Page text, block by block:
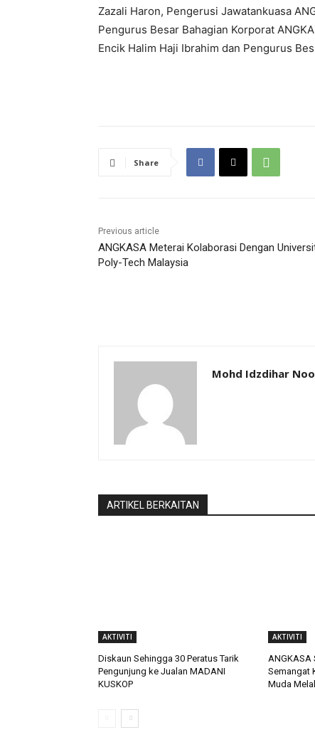
Zazali Haron, Pengerusi Jawatankuasa
Pengurus Besar Bahagian Korporat
Encik Halim Haji Ibrahim dan Pengurus
Share
Previous article
ANGKASA Meterai Kolaborasi Dengan
Poly-Tech Malaysia
Mohd Idzdihar
ARTIKEL BERKAITAN
AKTIVITI
Diskaun Sehingga 30 Peratus Tarik
Pengunjung ke Jualan MADANI
KUSKOP
AKTIVITI
ANGKASA
Semangat
Muda